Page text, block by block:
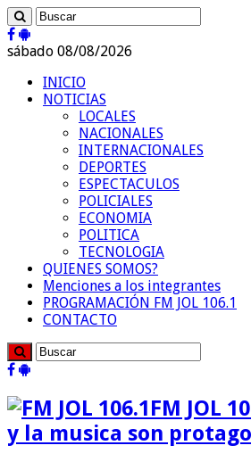
sábado 08/08/2026
INICIO
NOTICIAS
LOCALES
NACIONALES
INTERNACIONALES
DEPORTES
ESPECTACULOS
POLICIALES
ECONOMIA
POLITICA
TECNOLOGIA
QUIENES SOMOS?
Menciones a los integrantes
PROGRAMACIÓN FM JOL 106.1
CONTACTO
FM JOL
y la musica son